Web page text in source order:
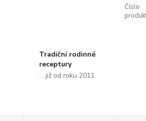
Číslo
Tradiční rodinné
receptury
... již od roku 2011